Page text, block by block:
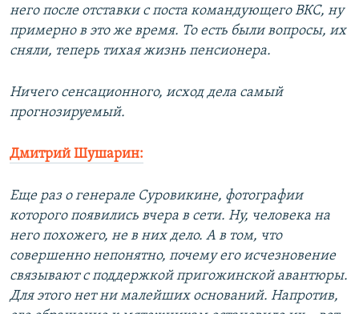
него после отставки с поста командующего ВКС, ну
примерно в это же время. То есть были вопросы, их
сняли, теперь тихая жизнь пенсионера.
Ничего сенсационного, исход дела самый
прогнозируемый.
Дмитрий Шушарин:
Еще раз о генерале Суровикине, фотографии
которого появились вчера в сети. Ну, человека на
него похожего, не в них дело. А в том, что
совершенно непонятно, почему его исчезновение
связывают с поддержкой пригожинской авантюры.
Для этого нет ни малейших оснований. Напротив,